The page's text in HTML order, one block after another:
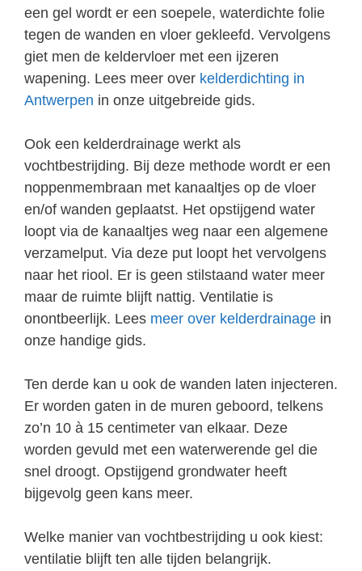
een gel wordt er een soepele, waterdichte folie
tegen de wanden en vloer gekleefd. Vervolgens
giet men de keldervloer met een ijzeren
wapening. Lees meer over kelderdichting in
Antwerpen in onze uitgebreide gids.
Ook een kelderdrainage werkt als
vochtbestrijding. Bij deze methode wordt er een
noppenmembraan met kanaaltjes op de vloer
en/of wanden geplaatst. Het opstijgend water
loopt via de kanaaltjes weg naar een algemene
verzamelput. Via deze put loopt het vervolgens
naar het riool. Er is geen stilstaand water meer
maar de ruimte blijft nattig. Ventilatie is
onontbeerlijk. Lees meer over kelderdrainage in
onze handige gids.
Ten derde kan u ook de wanden laten injecteren.
Er worden gaten in de muren geboord, telkens
zo’n 10 à 15 centimeter van elkaar. Deze
worden gevuld met een waterwerende gel die
snel droogt. Opstijgend grondwater heeft
bijgevolg geen kans meer.
Welke manier van vochtbestrijding u ook kiest:
ventilatie blijft ten alle tijden belangrijk.